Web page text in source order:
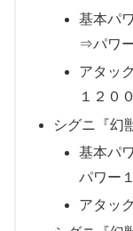
基本パ
⇒パワ
アタッ
１２０
シグニ『幻
基本パ
パワー
アタッ